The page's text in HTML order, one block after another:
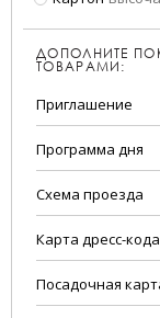
ДОПОЛНИТЕ
ТОВАРАМИ:
Приглашение
Программа дня
Схема проезда
Карта дресс-кода
Посадочная